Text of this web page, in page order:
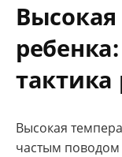
тактика
Высокая
частым